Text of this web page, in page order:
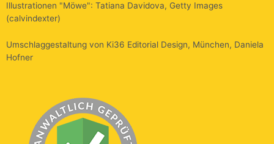
Illustrationen "Möwe": Tatiana Davidova, Getty Images
(calvindexter)
Umschlaggestaltung von Ki36 Editorial Design, München, Daniela
Hofner